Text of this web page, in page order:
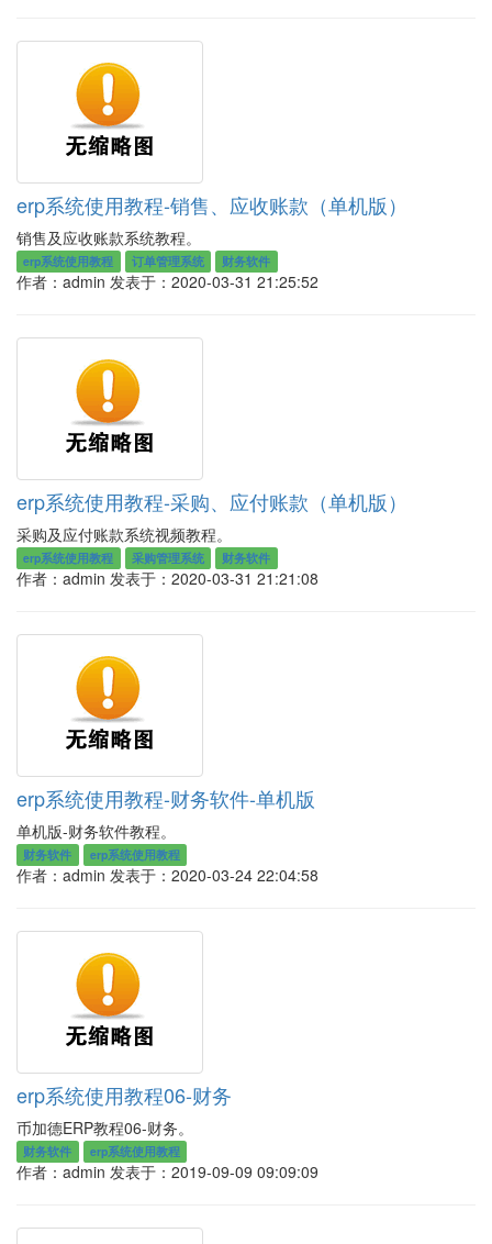
erp系统使用教程-销售、应收账款（单机版）
销售及应收账款系统教程。
erp系统使用教程 订单管理系统 财务软件
作者：admin 发表于：2020-03-31 21:25:52
erp系统使用教程-采购、应付账款（单机版）
采购及应付账款系统视频教程。
erp系统使用教程 采购管理系统 财务软件
作者：admin 发表于：2020-03-31 21:21:08
erp系统使用教程-财务软件-单机版
单机版-财务软件教程。
财务软件 erp系统使用教程
作者：admin 发表于：2020-03-24 22:04:58
erp系统使用教程06-财务
币加德ERP教程06-财务。
财务软件 erp系统使用教程
作者：admin 发表于：2019-09-09 09:09:09